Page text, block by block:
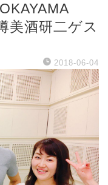
美酒研二ゲス
2018-06-04